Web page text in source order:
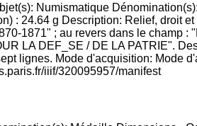
Numismatique
: 24.64 g Description: Relief, droit et
1871" ; au revers dans le champ :
LA DEF_SE / DE LA PATRIE".
lignes. Mode d'acquisition: Mode
iiif/320095957/manifest